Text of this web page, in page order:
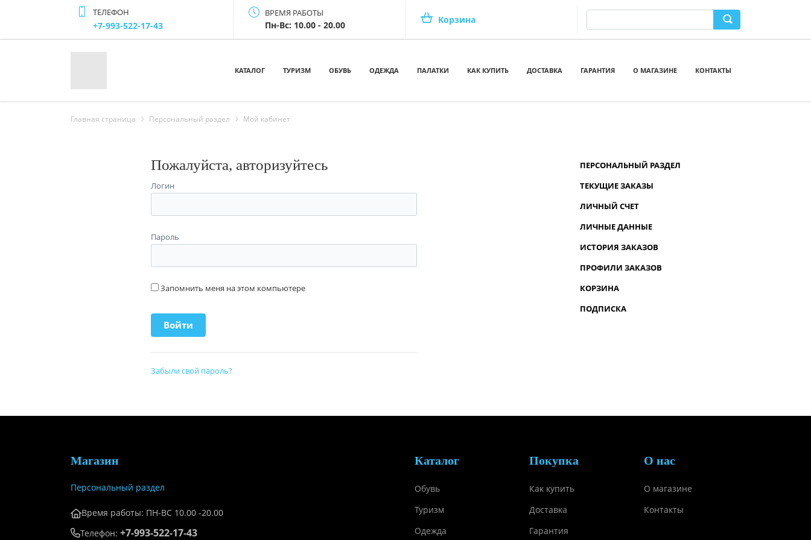
ТЕЛЕФОН
+7-993-522-17-43
ВРЕМЯ РАБОТЫ
Пн-Вс: 10.00 - 20.00 Корзина
КАТАЛОГ ТУРИЗМ ОБУВЬ ОДЕЖДА ПАЛАТКИ КАК КУПИТЬ ДОСТАВКА ГАРАНТИЯ О МАГАЗИНЕ КОНТАКТЫ
Главная страница Персональный раздел Мой кабинет
ПЕРСОНАЛЬНЫЙ РАЗДЕЛ
ТЕКУЩИЕ ЗАКАЗЫ
ЛИЧНЫЙ СЧЕТ
ЛИЧНЫЕ ДАННЫЕ
ИСТОРИЯ ЗАКАЗОВ
ПРОФИЛИ ЗАКАЗОВ
КОРЗИНА
ПОДПИСКА
Пожалуйста, авторизуйтесь
Логин
Пароль
Запомнить меня на этом компьютере
Забыли свой пароль?
Магазин
Персональный раздел
Время работы: ПН-ВС 10.00 -20.00
Телефон: +7-993-522-17-43
Каталог
Обувь
Туризм
Одежда
Покупка
Как купить
Доставка
Гарантия
О нас
О магазине
Контакты